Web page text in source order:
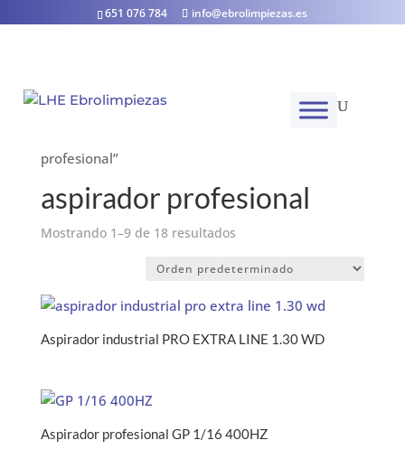
651 076 784 info@ebrolimpiezas.es
profesional”
aspirador profesional
Mostrando 1–9 de 18 resultados
Aspirador industrial PRO EXTRA LINE 1.30 WD
Aspirador profesional GP 1/16 400HZ